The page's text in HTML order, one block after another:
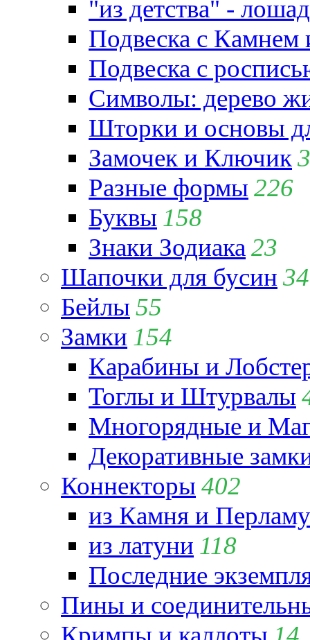
"из детства" -
Подвеска с
Подвеска с
Символы: дерево
Шторки и основы
Замочек и Ключик
Разные формы 226
Буквы 158
Знаки Зодиака 23
Шапочки для бусин 34
Бейлы 55
Замки 154
Карабины и
Тоглы и Штурвалы
Многорядные и
Декоративные
Коннекторы 402
из Камня и
из латуни 118
Последние
Пины и